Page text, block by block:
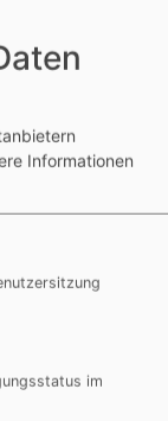
Menschen
in einer
auf der Seite:
Frieden und
Informationen
im